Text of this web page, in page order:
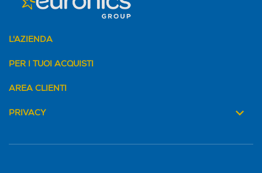
L'AZIENDA
PER I TUOI ACQUISTI
AREA CLIENTI
PRIVACY